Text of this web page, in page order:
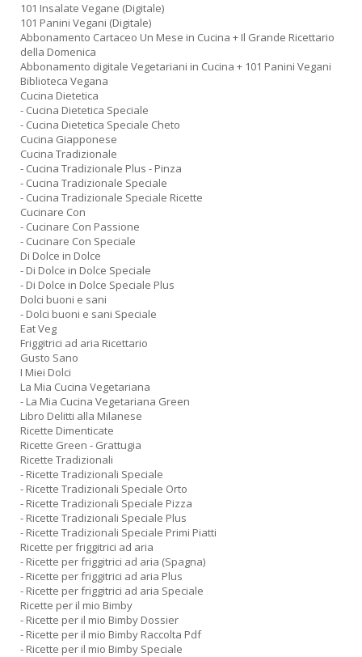
101 Insalate Vegane (Digitale)
101 Panini Vegani (Digitale)
Abbonamento Cartaceo Un Mese in Cucina + Il Grande Ricettario
della Domenica
Abbonamento digitale Vegetariani in Cucina + 101 Panini Vegani
Biblioteca Vegana
Cucina Dietetica
- Cucina Dietetica Speciale
- Cucina Dietetica Speciale Cheto
Cucina Giapponese
Cucina Tradizionale
- Cucina Tradizionale Plus - Pinza
- Cucina Tradizionale Speciale
- Cucina Tradizionale Speciale Ricette
Cucinare Con
- Cucinare Con Passione
- Cucinare Con Speciale
Di Dolce in Dolce
- Di Dolce in Dolce Speciale
- Di Dolce in Dolce Speciale Plus
Dolci buoni e sani
- Dolci buoni e sani Speciale
Eat Veg
Friggitrici ad aria Ricettario
Gusto Sano
I Miei Dolci
La Mia Cucina Vegetariana
- La Mia Cucina Vegetariana Green
Libro Delitti alla Milanese
Ricette Dimenticate
Ricette Green - Grattugia
Ricette Tradizionali
- Ricette Tradizionali Speciale
- Ricette Tradizionali Speciale Orto
- Ricette Tradizionali Speciale Pizza
- Ricette Tradizionali Speciale Plus
- Ricette Tradizionali Speciale Primi Piatti
Ricette per friggitrici ad aria
- Ricette per friggitrici ad aria (Spagna)
- Ricette per friggitrici ad aria Plus
- Ricette per friggitrici ad aria Speciale
Ricette per il mio Bimby
- Ricette per il mio Bimby Dossier
- Ricette per il mio Bimby Raccolta Pdf
- Ricette per il mio Bimby Speciale